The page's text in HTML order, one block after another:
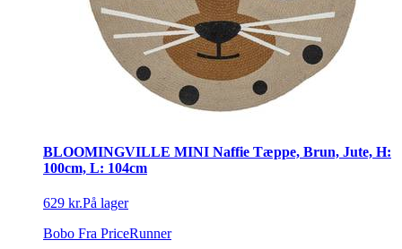
BLOOMINGVILLE MINI Naffie Tæppe, Brun, Jute, H:
100cm, L: 104cm
629 kr.På lager
Bobo Fra PriceRunner